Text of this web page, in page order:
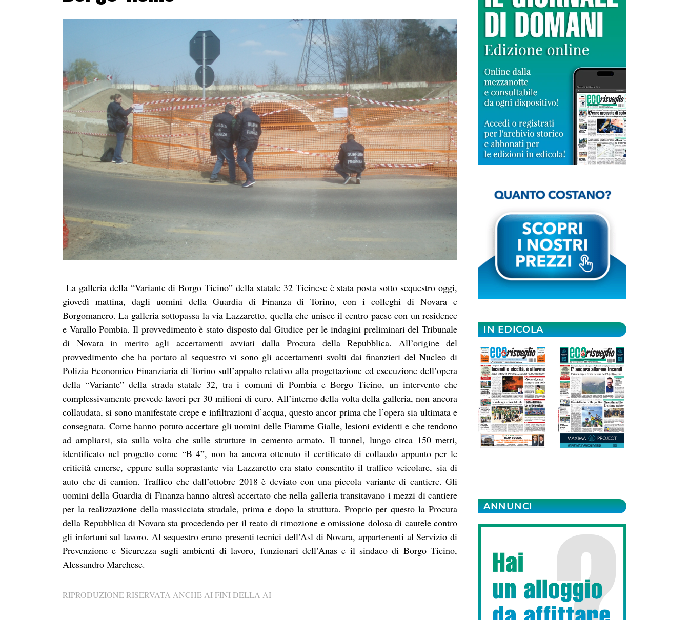
La galleria della “Variante di Borgo Ticino” della statale 32 Ticinese è stata posta sotto sequestro oggi,
giovedì mattina, dagli uomini della Guardia di Finanza di Torino, con i colleghi di Novara e
Borgomanero. La galleria sottopassa la via Lazzaretto, quella che unisce il centro paese con un residence
e Varallo Pombia. Il provvedimento è stato disposto dal Giudice per le indagini preliminari del Tribunale
di Novara in merito agli accertamenti avviati dalla Procura della Repubblica. All’origine del
provvedimento che ha portato al sequestro vi sono gli accertamenti svolti dai finanzieri del Nucleo di
Polizia Economico Finanziaria di Torino sull’appalto relativo alla progettazione ed esecuzione dell’opera
della “Variante” della strada statale 32, tra i comuni di Pombia e Borgo Ticino, un intervento che
complessivamente prevede lavori per 30 milioni di euro. All’interno della volta della galleria, non ancora
collaudata, si sono manifestate crepe e infiltrazioni d’acqua, questo ancor prima che l’opera sia ultimata e
consegnata. Come hanno potuto accertare gli uomini delle Fiamme Gialle, lesioni evidenti e che tendono
ad ampliarsi, sia sulla volta che sulle strutture in cemento armato. Il tunnel, lungo circa 150 metri,
identificato nel progetto come “B 4”, non ha ancora ottenuto il certificato di collaudo appunto per le
criticità emerse, eppure sulla soprastante via Lazzaretto era stato consentito il traffico veicolare, sia di
auto che di camion. Traffico che dall’ottobre 2018 è deviato con una piccola variante di cantiere. Gli
uomini della Guardia di Finanza hanno altresì accertato che nella galleria transitavano i mezzi di cantiere
per la realizzazione della massicciata stradale, prima e dopo la struttura. Proprio per questo la Procura
della Repubblica di Novara sta procedendo per il reato di rimozione e omissione dolosa di cautele contro
gli infortuni sul lavoro. Al sequestro erano presenti tecnici dell’Asl di Novara, appartenenti al Servizio di
Prevenzione e Sicurezza sugli ambienti di lavoro, funzionari dell’Anas e il sindaco di Borgo Ticino,
Alessandro Marchese.
RIPRODUZIONE RISERVATA ANCHE AI FINI DELLA AI
IN EDICOLA
ANNUNCI